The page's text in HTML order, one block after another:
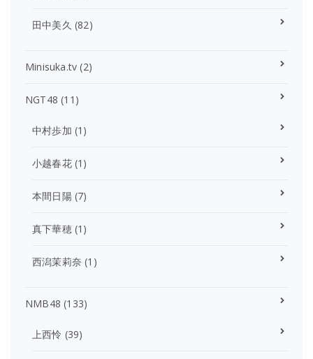
田中美久 (82)
Minisuka.tv (2)
NGT48 (11)
中村歩加 (1)
小越春花(1)
本間日陽(7)
真下華穂(1)
西潟茉莉奈 (1)
NMB48 (133)
上西怜 (39)